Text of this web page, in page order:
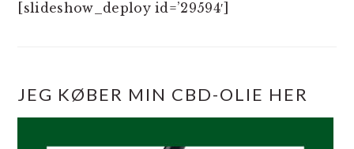
[slideshow_deploy id=’29594′]
JEG KØBER MIN CBD-OLIE HER